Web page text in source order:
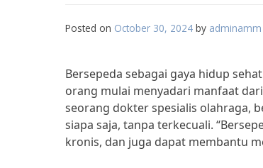
Posted on October 30, 2024 by adminamm
Bersepeda sebagai gaya hidup
orang mulai menyadari manfaat
seorang dokter spesialis olahraga,
siapa saja, tanpa terkecuali.
kronis, dan juga dapat membantu